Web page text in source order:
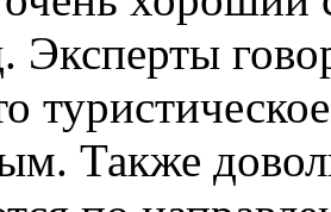
Эксперты
Также